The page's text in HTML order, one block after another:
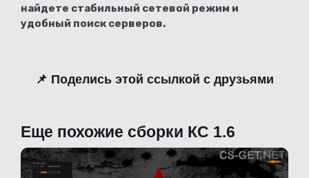
найдете стабильный сетевой режим и
удобный поиск серверов.
📌 Поделись этой ссылкой с друзьями
Еще похожие сборки КС 1.6